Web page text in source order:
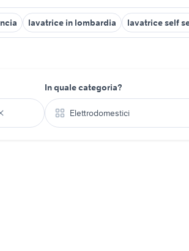
lavatrice in lombardia lavatrice self
In quale categoria?
Elettrodomestici